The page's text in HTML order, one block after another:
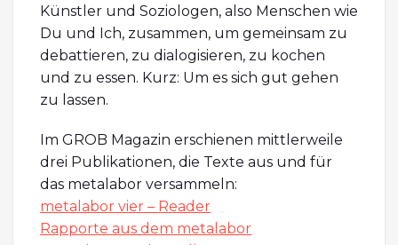
Künstler und Soziologen, also Menschen wie
Du und Ich, zusammen, um gemeinsam zu
debattieren, zu dialogisieren, zu kochen
und zu essen. Kurz: Um es sich gut gehen
zu lassen.
Im GROB Magazin erschienen mittlerweile
drei Publikationen, die Texte aus und für
das metalabor versammeln:
metalabor vier – Reader
Rapporte aus dem metalabor